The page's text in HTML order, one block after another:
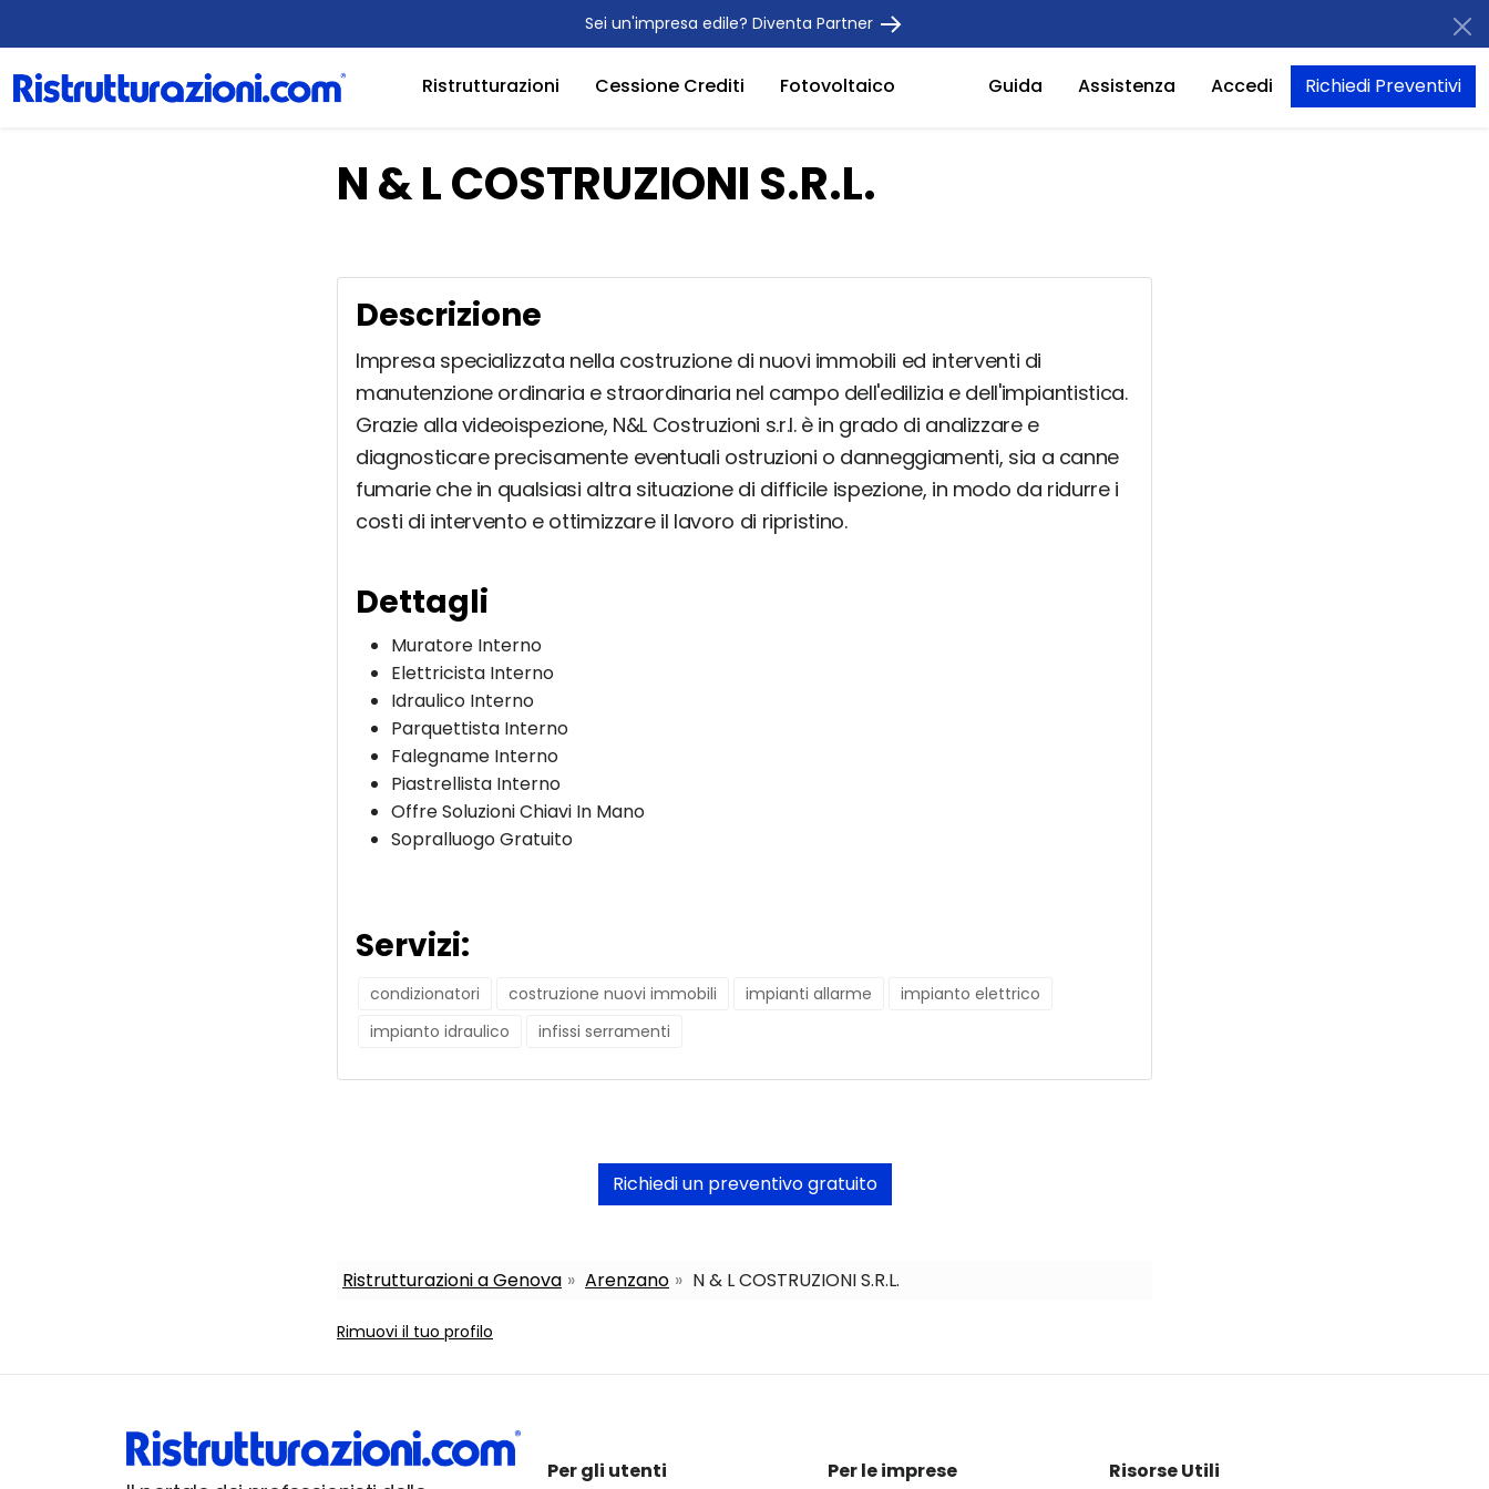
Sei un'impresa edile? Diventa Partner
Ristrutturazioni Cessione Crediti Fotovoltaico Guida Assistenza Accedi Richiedi Preventivi
N & L COSTRUZIONI S.R.L.
Descrizione
Impresa specializzata nella costruzione di nuovi immobili ed interventi di
manutenzione ordinaria e straordinaria nel campo dell'edilizia e dell'impiantistica.
Grazie alla videoispezione, N&L Costruzioni s.r.l. è in grado di analizzare e
diagnosticare precisamente eventuali ostruzioni o danneggiamenti, sia a canne
fumarie che in qualsiasi altra situazione di difficile ispezione, in modo da ridurre i
costi di intervento e ottimizzare il lavoro di ripristino.
Dettagli
Muratore Interno
Elettricista Interno
Idraulico Interno
Parquettista Interno
Falegname Interno
Piastrellista Interno
Offre Soluzioni Chiavi In Mano
Sopralluogo Gratuito
Servizi:
condizionatori costruzione nuovi immobili impianti allarme
impianto elettrico
impianto idraulico
infissi serramenti
Richiedi un preventivo gratuito
Ristrutturazioni a Genova Arenzano N & L COSTRUZIONI S.R.L.
Rimuovi il tuo profilo
Per gli utenti
Per le imprese
Risorse Utili